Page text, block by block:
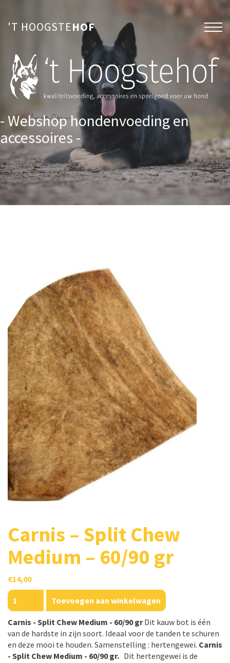
'T HOOGSTEHOF
- Webshop hondenvoeding en
accessoires -
Carnis – Split Chew
Medium – 60/90 gr
€14,00
Carnis
-
Split
Chew
Medium
Toevoegen aan winkelwagen
Carnis - Split Chew Medium - 60/90 grDit kauw bot is één
van de hardste in zijn soort. Ideaal voor de tanden te schuren
en deze mooi te houden. Samenstelling : hertengewei. Carnis
- Split Chew Medium - 60/90 gr. Dit hertengewei is de